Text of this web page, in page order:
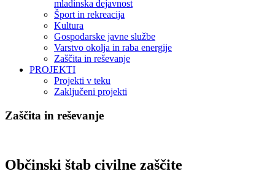
mladinska dejavnost
Šport in rekreacija
Kultura
Gospodarske javne službe
Varstvo okolja in raba energije
Zaščita in reševanje
PROJEKTI
Projekti v teku
Zaključeni projekti
Zaščita in reševanje
Občinski štab civilne zaščite